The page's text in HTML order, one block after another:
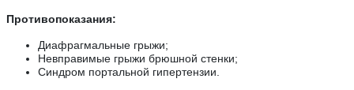
Противопоказания:
Диафрагмальные грыжи;
Невправимые грыжи брюшной стенки;
Синдром портальной гипертензии.